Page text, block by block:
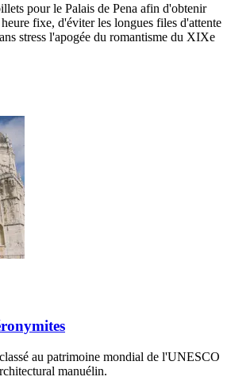
pour le Palais de Pena afin d'obtenir
fixe, d'éviter les longues files d'attente
stress l'apogée du romantisme du XIXe
au patrimoine mondial de l'UNESCO
manuélin.